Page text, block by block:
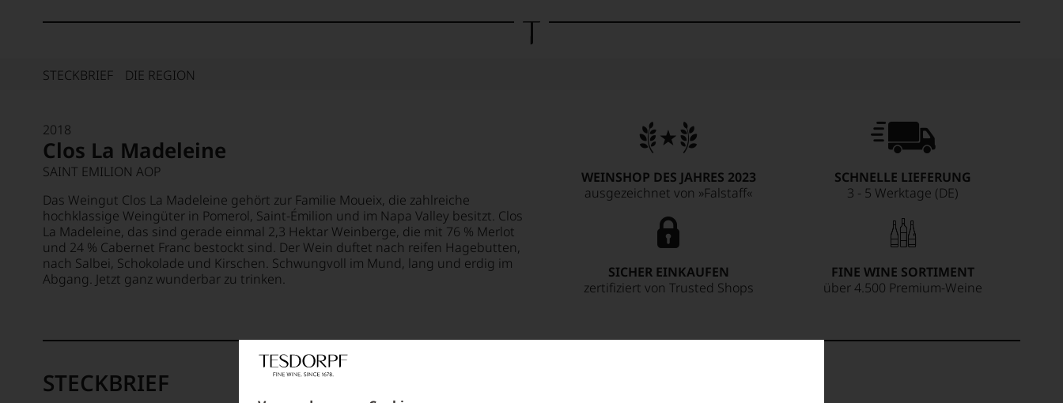
STECKBRIEF DIE REGION
2018
Clos La Madeleine
SAINT EMILION AOP
Das Weingut Clos La Madeleine gehört zur Familie Moueix, die zahlreiche
hochklassige Weingüter in Pomerol, Saint-Émilion und im Napa Valley besitzt. Clos
La Madeleine, das sind gerade einmal 2,3 Hektar Weinberge, die mit 76 % Merlot
und 24 % Cabernet Franc bestockt sind. Der Wein duftet nach reifen Hagebutten,
nach Salbei, Schokolade und Kirschen. Schwungvoll im Mund, lang und erdig im
Abgang. Jetzt ganz wunderbar zu trinken.
WEINSHOP DES JAHRES 2023
ausgezeichnet von »Falstaff«
SCHNELLE LIEFERUNG
3 - 5 Werktage (DE)
SICHER EINKAUFEN
zertifiziert von Trusted Shops
FINE WINE SORTIMENT
über 4.500 Premium-Weine
STECKBRIEF